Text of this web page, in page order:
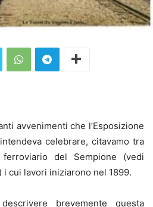
avvenimenti che l’Esposizione
celebrare, citavamo tra
del Sempione (vedi
i cui lavori iniziarono nel 1899.
brevemente questa